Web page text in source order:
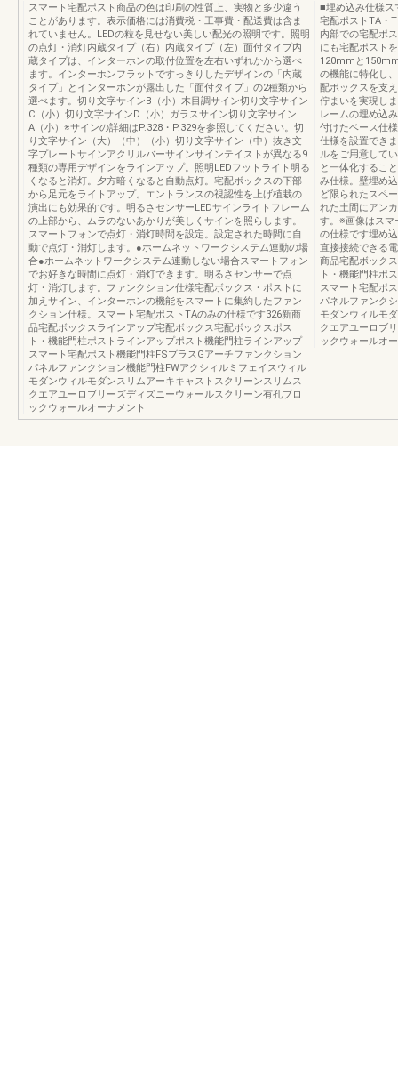
スマート宅配ポスト商品の色は印刷の性質上、実物と多少違う
ことがあります。表示価格には消費税・工事費・配送費は含ま
れていません。LEDの粒を見せない美しい配光の照明です。照明
の点灯・消灯内蔵タイプ（右）内蔵タイプ（左）面付タイプ内
蔵タイプは、インターホンの取付位置を左右いずれかから選べ
ます。インターホンフラットですっきりしたデザインの「内蔵
タイプ」とインターホンが露出した「面付タイプ」の2種類から
選べます。切り文字サインB（小）木目調サイン切り文字サイン
C（小）切り文字サインD（小）ガラスサイン切り文字サイン
A（小）※サインの詳細はP.328・P.329を参照してください。切
り文字サイン（大）（中）（小）切り文字サイン（中）抜き文
字プレートサインアクリルバーサインサインテイストが異なる9
種類の専用デザインをラインアップ。照明LEDフットライト明る
くなると消灯。夕方暗くなると自動点灯。宅配ボックスの下部
から足元をライトアップ。エントランスの視認性を上げ植栽の
演出にも効果的です。明るさセンサーLEDサインライトフレーム
の上部から、ムラのないあかりが美しくサインを照らします。
スマートフォンで点灯・消灯時間を設定。設定された時間に自
動で点灯・消灯します。●ホームネットワークシステム連動の場
合●ホームネットワークシステム連動しない場合スマートフォン
でお好きな時間に点灯・消灯できます。明るさセンサーで点
灯・消灯します。ファンクション仕様宅配ボックス・ポストに
加えサイン、インターホンの機能をスマートに集約したファン
クション仕様。スマート宅配ポストTAのみの仕様です326新商
品宅配ボックスラインアップ宅配ボックス宅配ボックスポス
ト・機能門柱ポストラインアップポスト機能門柱ラインアップ
スマート宅配ポスト機能門柱FSプラスGアーチファンクション
パネルファンクション機能門柱FWアクシィルミフェイスウィル
モダンウィルモダンスリムアーキキャストスクリーンスリムス
クエアユーロブリーズディズニーウォールスクリーン有孔ブロ
ックウォールオーナメント
■埋め込み仕様ス
宅配ポストTA・
内部での宅配ポ
にも宅配ポスト
120mmと
の機能に特化し
配ボックスを支
佇まいを実現し
レームの埋め込
付けたベース仕
仕様を設置でき
ルをご用意して
と一体化するこ
み仕様。壁埋め
ど限られたスペ
れた土間にアン
す。※画像はスマ
の仕様です埋め
直接接続できる
商品宅配ボック
ト・機能門柱ポ
スマート宅配ポ
パネルファンク
モダンウィルモ
クエアユーロブ
ックウォールオ